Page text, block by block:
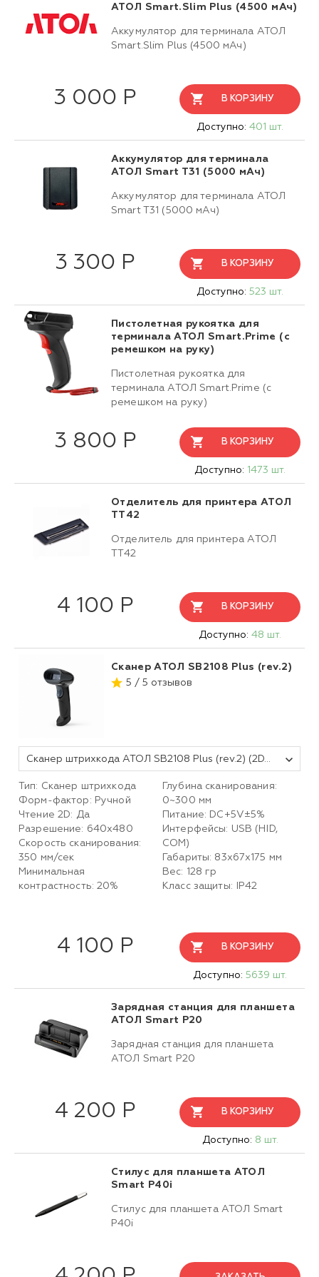
АТОЛ Smart.Slim Plus (4500 мАч)
Аккумулятор для терминала АТОЛ
Smart.Slim Plus (4500 мАч)
3 000 Р В КОРЗИНУ
Доступно: 401 шт.
Аккумулятор для терминала
АТОЛ Smart T31 (5000 мАч)
Аккумулятор для терминала АТОЛ
Smart T31 (5000 мАч)
3 300 Р В КОРЗИНУ
Доступно: 523 шт.
Пистолетная рукоятка для
терминала АТОЛ Smart.Prime (с
ремешком на руку)
Пистолетная рукоятка для
терминала АТОЛ Smart.Prime (с
ремешком на руку)
3 800 Р В КОРЗИНУ
Доступно: 1473 шт.
Отделитель для принтера АТОЛ
TT42
Отделитель для принтера АТОЛ
ТТ42
4 100 Р В КОРЗИНУ
Доступно: 48 шт.
Сканер АТОЛ SB2108 Plus (rev.2)
5 / 5 отзывов
Сканер штрихкода АТОЛ SB2108 Plus (rev.2) (2D, серый, USB, без подставки, упаковка 1 шт.)
Тип: Сканер штрихкода
Форм-фактор: Ручной
Чтение 2D: Да
Разрешение: 640х480
Скорость сканирования:
350 мм/сек
Минимальная
контрастность: 20%
Глубина сканирования:
0~300 мм
Питание: DC+5V±5%
Интерфейсы: USB (HID,
COM)
Габариты: 83х67х175 мм
Вес: 128 гр
Класс защиты: IP42
4 100 Р В КОРЗИНУ
Доступно: 5639 шт.
Зарядная станция для планшета
АТОЛ Smart P20
Зарядная станция для планшета
АТОЛ Smart P20
4 200 Р В КОРЗИНУ
Доступно: 8 шт.
Стилус для планшета АТОЛ
Smart P40i
Стилус для планшета АТОЛ Smart
P40i